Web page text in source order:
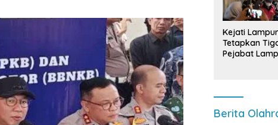
Kejati
Tetapkan
Pejabat
Berita